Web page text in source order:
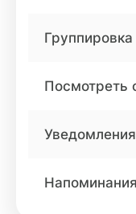
Посмотреть
Уведомления
Напоминания